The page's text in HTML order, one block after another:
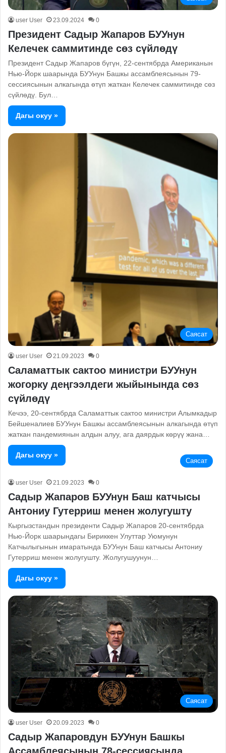
user User 23.09.2024 0
Президент Садыр Жапаров БУУнун
Келечек саммитинде сөз сүйлөдү
Президент Садыр Жапаров бүгүн, 22-сентябрда Американын
Нью-Йорк шаарында БУУнун Башкы ассамблеясынын 79-
сессиясынын алкагында өтүп жаткан Келечек саммитинде сөз
сүйлөдү. Бул…
Дагы окуу »
Саясат
user User 21.09.2023 0
Саламаттык сактоо министри БУУнун
жогорку деңгээлдеги жыйынында сөз
сүйлөдү
Кечээ, 20-сентябрда Саламаттык сактоо министри Алымкадыр
Бейшеналиев БУУнун Башкы ассамблеясынын алкагында өтүп
жаткан пандемиянын алдын алуу, ага даярдык көрүү жана…
Дагы окуу »
Саясат
user User 21.09.2023 0
Садыр Жапаров БУУнун Баш катчысы
Антониу Гутерриш менен жолугушту
Кыргызстандын президенти Садыр Жапаров 20-сентябрда
Нью-Йорк шаарындагы Бириккен Улуттар Уюмунун
Катчылыгынын имаратында БУУнун Баш катчысы Антониу
Гутерриш менен жолугушту. Жолугушуунун…
Дагы окуу »
Саясат
user User 20.09.2023 0
Садыр Жапаровдун БУУнун Башкы
Ассамблеясынын 78-сессиясында